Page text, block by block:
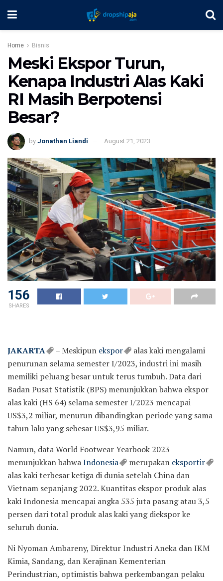
Home Bisnis
Meski Ekspor Turun,
Kenapa Industri Alas Kaki
RI Masih Berpotensi
Besar?
by Jonathan Liandi August 21, 2023
156
SHARES
JAKARTA – Meskipun ekspor
alas kaki mengalami
penurunan selama semester I/2023, industri ini masih
memiliki peluang besar untuk terus tumbuh. Data dari
Badan Pusat Statistik (BPS) menunjukkan bahwa ekspor
alas kaki (HS 64) selama semester I/2023 mencapai
US$3,2 miliar, menurun dibandingkan periode yang sama
tahun lalu yang sebesar US$3,95 miliar.
Namun, data World Footwear Yearbook 2023
menunjukkan bahwaIndonesia merupakan eksportir
alas kaki terbesar ketiga di dunia setelah China dan
Vietnam sepanjang 2022. Kuantitas ekspor produk alas
kaki Indonesia mencapai angka 535 juta pasang atau 3,5
persen dari total produk alas kaki yang diekspor ke
seluruh dunia.
Ni Nyoman Ambareny, Direktur Industri Aneka dan IKM
Kimia, Sandang, dan Kerajinan Kementerian
Perindustrian, optimistis bahwa perkembangan pelaku